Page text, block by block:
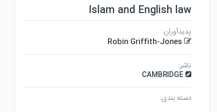
Islam and English law
پدیدآوران:
Robin Griffith-Jones
ناشر:
CAMBRIDGE
دسته بندی: